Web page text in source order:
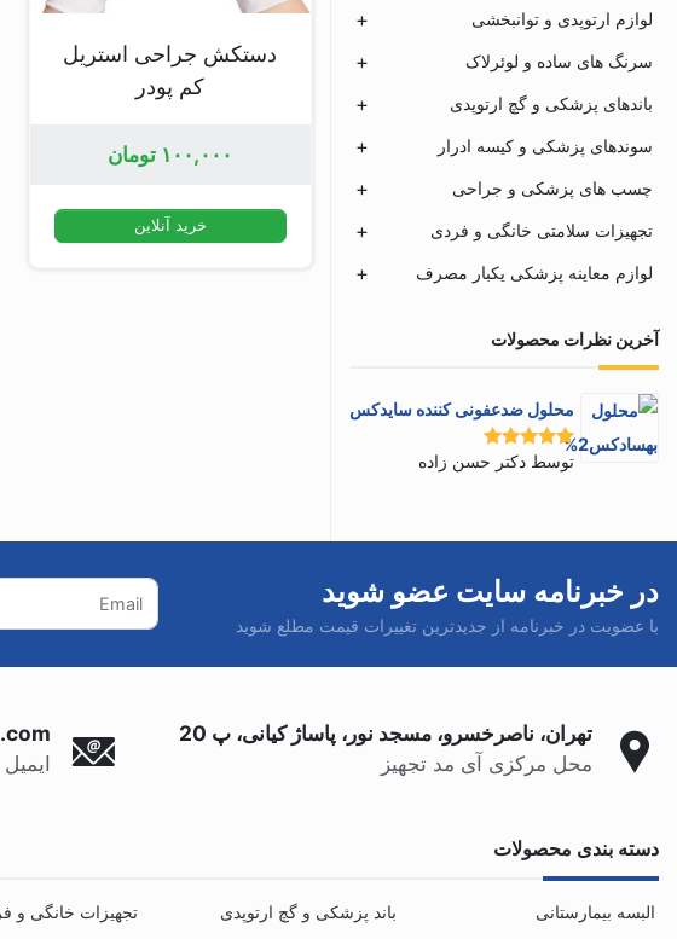
لوازم ارتوپدی و توانبخشی
سرنگ های ساده و لوئرلاک
باندهای پزشکی و گچ ارتوپدی
سوندهای پزشکی و کیسه ادرار
چسب های پزشکی و جراحی
تجهیزات سلامتی خانگی و فردی
لوازم معاینه پزشکی یکبار مصرف
آخرین نظرات محصولات
محلول ضدعفونی کننده سایدکس
نمره 5از 5
توسط دکتر حسن زاده
دستکش جراحی استریل
کم پودر
۱۰۰,۰۰۰ تومان
خرید آنلاین
در خبرنامه سایت عضو شوید
با عضویت در خبرنامه از جدیدترین تغییرات قیمت مطلع شوید
تهران، ناصرخسرو، مسجد نور، پاساژ کیانی، پ 20
محل مرکزی آی مد تجهیز
دسته بندی محصولات
البسه بیمارستانی باند پزشکی و گچ ارتوپدی تجهیزات خانگی و